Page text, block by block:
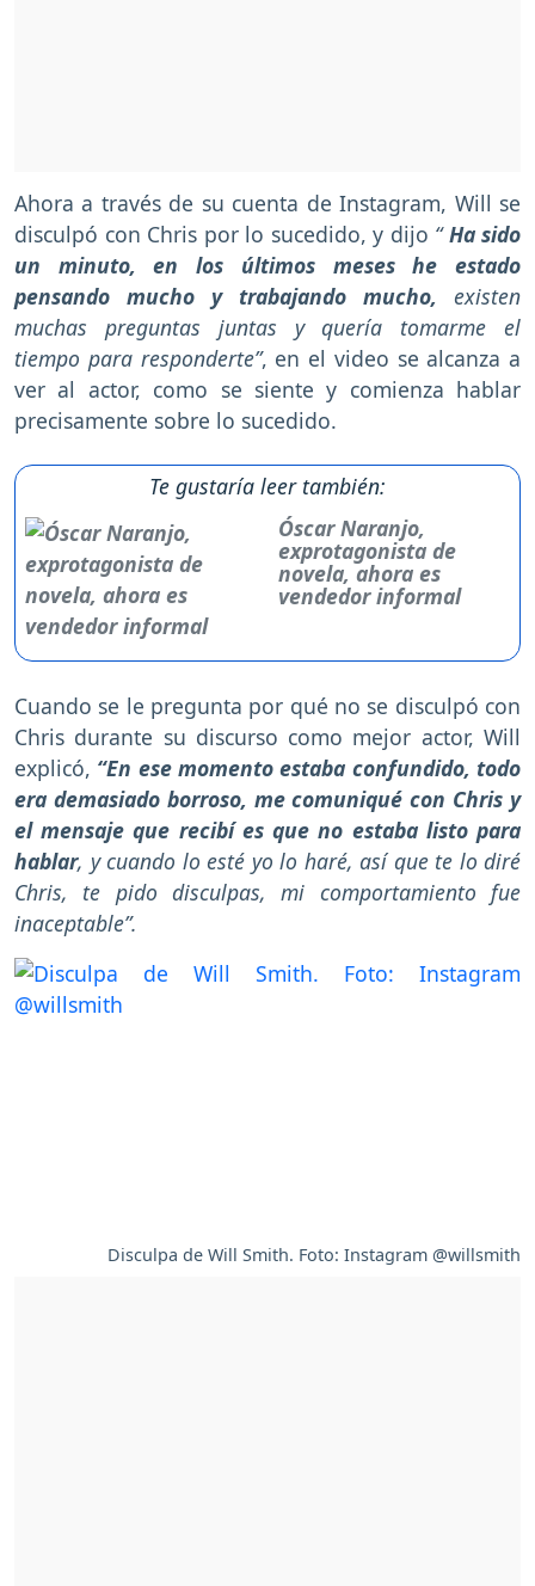
Ahora a través de su cuenta de Instagram, Will se
disculpó con Chris por lo sucedido, y dijo “Ha sido
un minuto, en los últimos meses he estado
pensando mucho y trabajando mucho, existen
muchas preguntas juntas y quería tomarme el
tiempo para responderte”, en el video se alcanza a
ver al actor, como se siente y comienza hablar
precisamente sobre lo sucedido.
Te gustaría leer también:
Óscar Naranjo,
exprotagonista de
novela, ahora es
vendedor informal
Cuando se le pregunta por qué no se disculpó con
Chris durante su discurso como mejor actor, Will
explicó, “En ese momento estaba confundido, todo
era demasiado borroso, me comuniqué con Chris y
el mensaje que recibí es que no estaba listo para
hablar, y cuando lo esté yo lo haré, así que te lo diré
Chris, te pido disculpas, mi comportamiento fue
inaceptable”.
Disculpa de Will Smith. Foto: Instagram @willsmith